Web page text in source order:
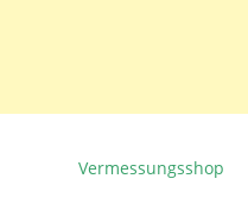
Vermessungsshop